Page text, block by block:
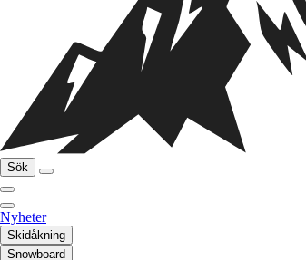
Sök
Nyheter
Skidåkning
Snowboard